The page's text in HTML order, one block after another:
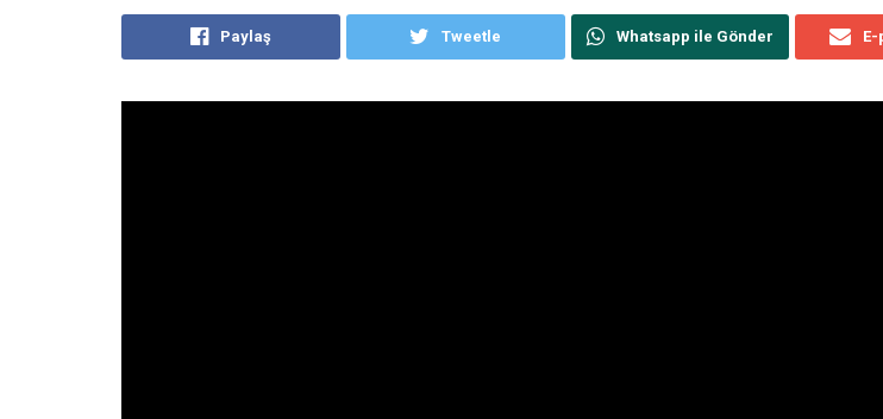
Paylaş Tweetle Whatsapp ile Gönder